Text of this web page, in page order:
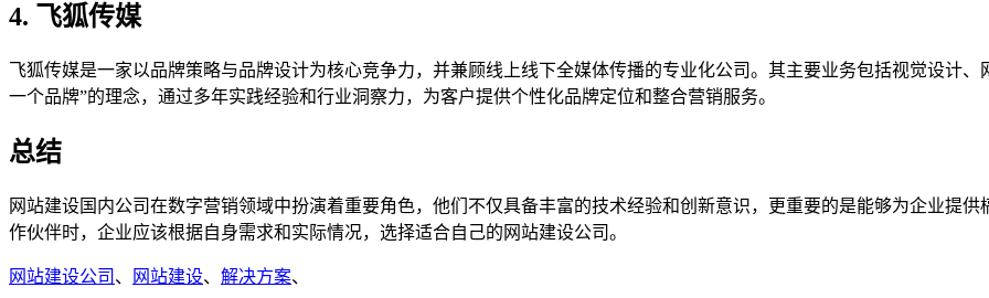
4. 飞狐传媒
飞狐传媒是一家以品牌策略与品牌设计为核心竞争力，并兼顾线上线下全媒体传播的专业化公司。其主要业务包括视觉设计
一个品牌”的理念，通过多年实践经验和行业洞察力，为客户提供个性化品牌定位和整合营销服务。
总结
网站建设国内公司在数字营销领域中扮演着重要角色，他们不仅具备丰富的技术经验和创新意识，更重要的是能够为企业提
作伙伴时，企业应该根据自身需求和实际情况，选择适合自己的网站建设公司。
网站建设公司 、 网站建设、 解决方案、